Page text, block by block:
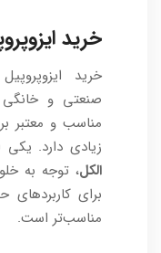
خرید
خرید
صنعتی و
مناسب و معتبر
زیادی دارد.
الکل، توجه به
برای
مناسب‌تر است.